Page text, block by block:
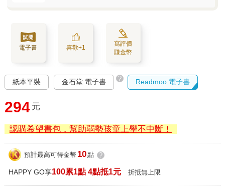
電子書 喜歡+1
寫評價
賺金幣
紙本平裝 金石堂 電子書 ? Readmoo 電子書
294 元
認購希望書包，幫助弱勢孩童上學不中斷！
預計最高可得金幣 10點 ?
HAPPY GO享100累1點 4點抵1元 折抵無上限